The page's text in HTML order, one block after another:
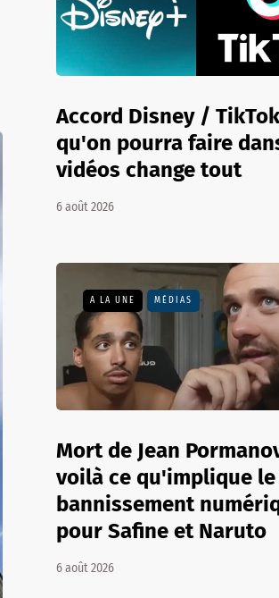
Accord Disney /
qu'on pourra faire
vidéos change tout
6 août 2026
A LA UNE MÉDIAS
Mort de Jean
voilà ce qu'implique
bannissement
pour Safine et Naruto
6 août 2026